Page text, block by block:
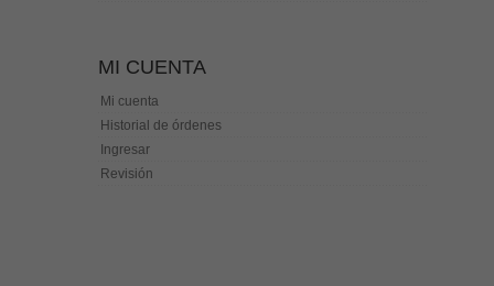
MI CUENTA
Mi cuenta
Historial de órdenes
Ingresar
Revisión